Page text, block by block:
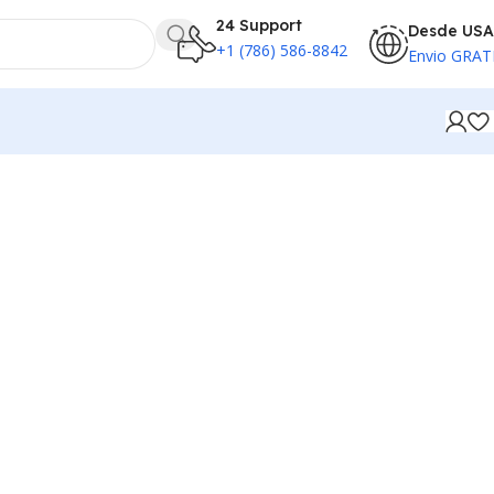
24 Support
+1 (786) 586-8842
Desde USA
Envio